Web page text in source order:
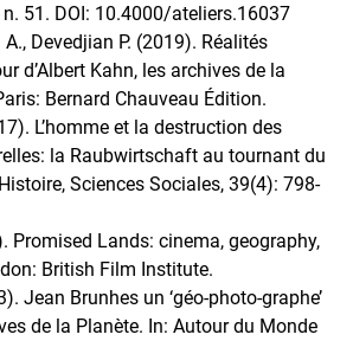
n. 51. DOI: 10.4000/ateliers.16037
A., Devedjian P. (2019). Réalités
d’Albert Kahn, les archives de la
Bernard Chauveau Édition.
L’homme et la destruction des
la Raubwirtschaft au tournant du
Sciences Sociales, 39(4): 798-
Promised Lands: cinema, geography,
British Film Institute.
Jean Brunhes un ‘géo-photo-graphe’
de la Planète. In: Autour du Monde